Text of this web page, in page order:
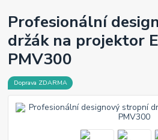
Profesionální
držák na projektor
PMV300
Doprava ZDARMA